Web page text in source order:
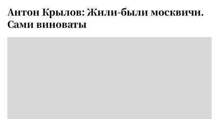
Антон Крылов: Жили-были москвичи.
Сами виноваты